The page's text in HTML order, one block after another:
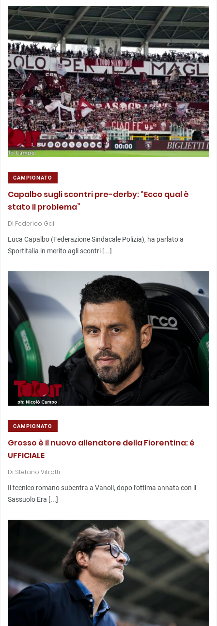
CAMPIONATO
Capalbo sugli scontri pre-derby: “Ecco qual è
stato il problema”
Di Federico Gai
Luca Capalbo (Federazione Sindacale Polizia), ha parlato a
Sportitalia in merito agli scontri [...]
CAMPIONATO
Grosso è il nuovo allenatore della Fiorentina: é
UFFICIALE
Di Stefano Vitrotti
Il tecnico romano subentra a Vanoli, dopo l’ottima annata con il
Sassuolo Era [...]